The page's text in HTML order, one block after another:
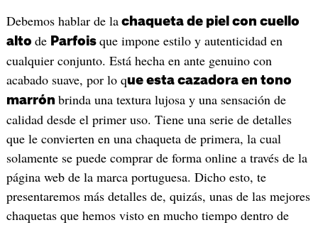
Debemos hablar de lachaqueta de piel con cuello
alto de Parfois que impone estilo y autenticidad en
cualquier conjunto. Está hecha en ante genuino con
acabado suave, por lo que esta cazadora en tono
marrón brinda una textura lujosa y una sensación de
calidad desde el primer uso. Tiene una serie de detalles
que le convierten en una chaqueta de primera, la cual
solamente se puede comprar de forma online a través de la
página web de la marca portuguesa. Dicho esto, te
presentaremos más detalles de, quizás, unas de las mejores
chaquetas que hemos visto en mucho tiempo dentro de